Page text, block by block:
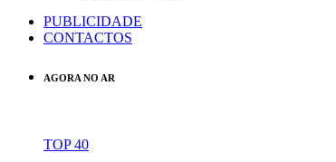
PUBLICIDADE
CONTACTOS
AGORA NO AR
TOP 40